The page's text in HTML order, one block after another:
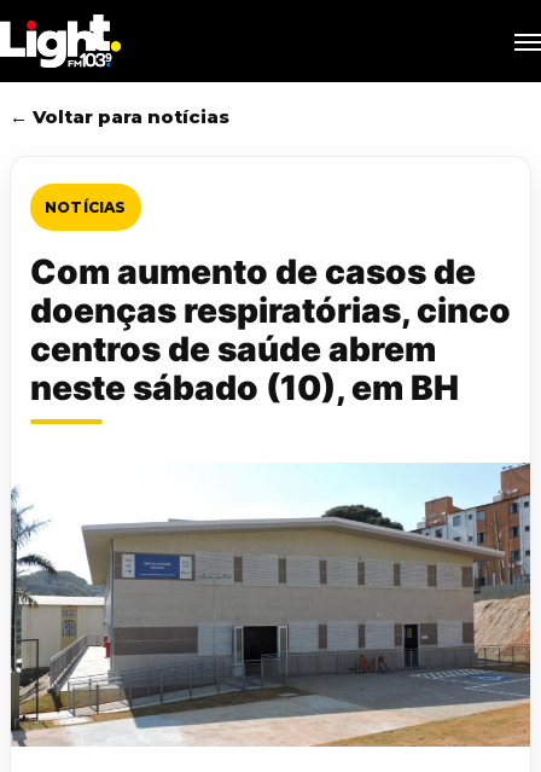
to
main
content
← Voltar para notícias
NOTÍCIAS
Com aumento de casos de
doenças respiratórias, cinco
centros de saúde abrem
neste sábado (10), em BH